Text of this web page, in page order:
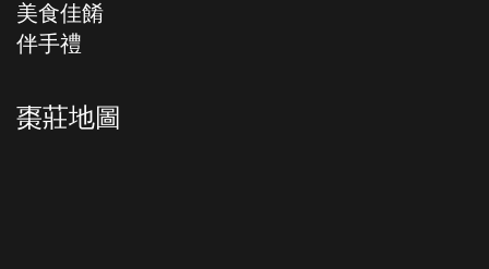
美食佳餚
伴手禮
棗莊地圖